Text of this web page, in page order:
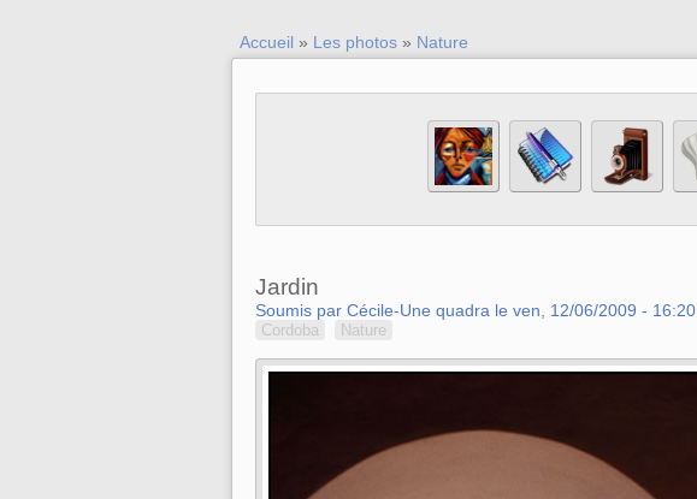
Accueil » Les photos » Nature
Jardin
Soumis par Cécile-Une quadra le ven, 12/06/2009 - 16:20
Cordoba Nature